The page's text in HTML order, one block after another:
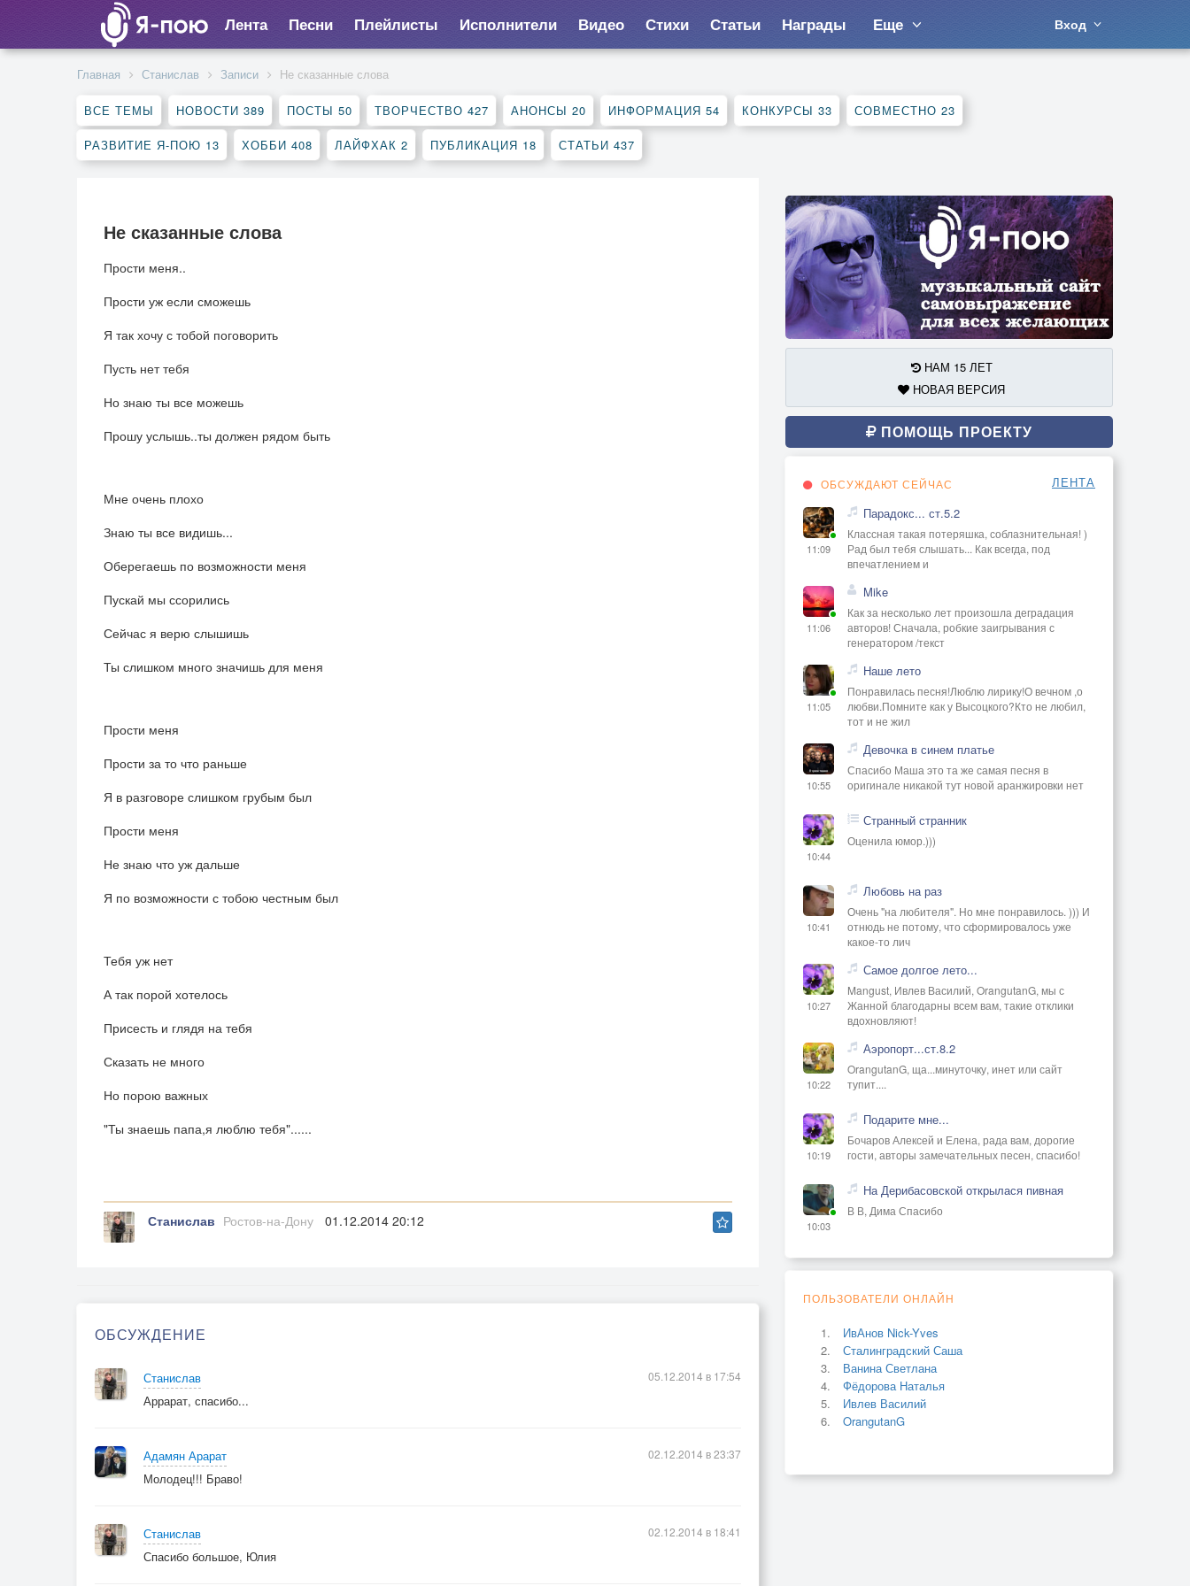
Лента Песни Плейлисты Исполнители Видео Стихи Статьи Награды Еще Вход
Главная Станислав Записи Не сказанные слова
ВСЕ ТЕМЫ НОВОСТИ 389 ПОСТЫ 50 ТВОРЧЕСТВО 427 АНОНСЫ 20 ИНФОРМАЦИЯ 54 КОНКУРСЫ 33 СОВМЕСТНО 23
РАЗВИТИЕ Я-ПОЮ 13 ХОББИ 408 ЛАЙФХАК 2 ПУБЛИКАЦИЯ 18 СТАТЬИ 437
Не сказанные слова
Прости меня..
Прости уж если сможешь
Я так хочу с тобой поговорить
Пусть нет тебя
Но знаю ты все можешь
Прошу услышь..ты должен рядом быть
Мне очень плохо
Знаю ты все видишь...
Оберегаешь по возможности меня
Пускай мы ссорились
Сейчас я верю слышишь
Ты слишком много значишь для меня
Прости меня
Прости за то что раньше
Я в разговоре слишком грубым был
Прости меня
Не знаю что уж дальше
Я по возможности с тобою честным был
Тебя уж нет
А так порой хотелось
Присесть и глядя на тебя
Сказать не много
Но порою важных
"Ты знаешь папа,я люблю тебя"......
Станислав Ростов-на-Дону 01.12.2014 20:12
ОБСУЖДЕНИЕ
Станислав 05.12.2014 в 17:54
Аррарат, спасибо...
Адамян Арарат 02.12.2014 в 23:37
Молодец!!! Браво!
Станислав 02.12.2014 в 18:41
Спасибо большое, Юлия
НАМ 15 ЛЕТ
НОВАЯ ВЕРСИЯ
ПОМОЩЬ ПРОЕКТУ
ОБСУЖДАЮТ СЕЙЧАС ЛЕНТА
11:09
Парадокс... ст.5.2
Классная такая потеряшка, соблазнительная! )
Рад был тебя слышать... Как всегда, под
впечатлением и
11:06
Mike
Как за несколько лет произошла деградация
авторов! Сначала, робкие заигрывания с
генератором /текст
11:05
Наше лето
Понравилась песня!Люблю лирику!О вечном ,о
любви.Помните как у Высоцкого?Кто не любил,
тот и не жил
10:55
Девочка в синем платье
Спасибо Маша это та же самая песня в
оригинале никакой тут новой аранжировки нет
10:44
Странный странник
Оценила юмор.)))
10:41
Любовь на раз
Очень "на любителя". Но мне понравилось. ))) И
отнюдь не потому, что сформировалось уже
какое-то лич
10:27
Самое долгое лето...
Mangust, Ивлев Василий, OrangutanG, мы с
Жанной благодарны всем вам, такие отклики
вдохновляют!
10:22
Аэропорт...ст.8.2
OrangutanG, ща...минуточку, инет или сайт
тупит....
10:19
Подарите мне...
Бочаров Алексей и Елена, рада вам, дорогие
гости, авторы замечательных песен, спасибо!
10:03
На Дерибасовской открылася пивная
В В, Дима Спасибо
ПОЛЬЗОВАТЕЛИ ОНЛАЙН
ИвАнов Nick-Yves
Сталинградский Саша
Ванина Светлана
Фёдорова Наталья
Ивлев Василий
OrangutanG